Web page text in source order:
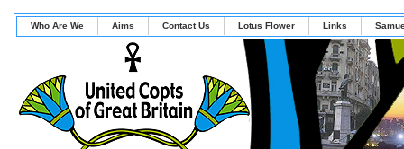
Who Are We Aims Contact Us Lotus Flower Links